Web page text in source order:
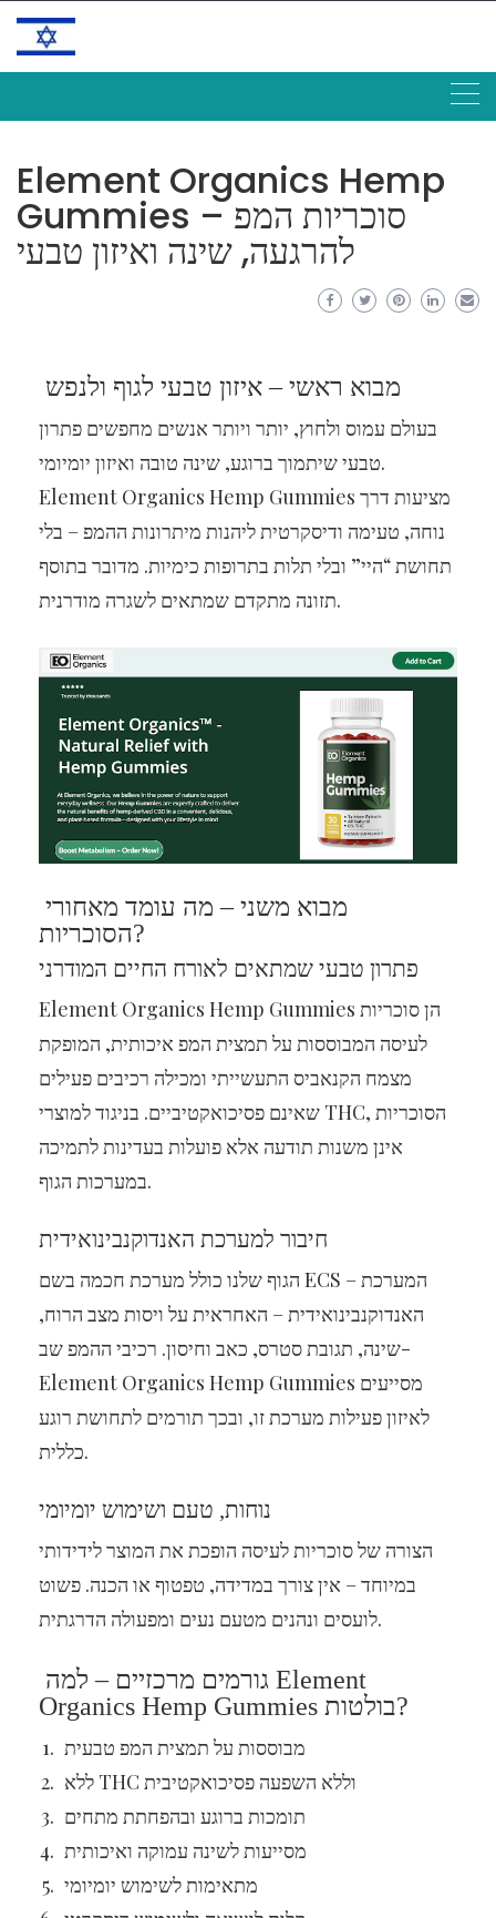
Element Organics Hemp
Gummies – סוכריות המפ
להרגעה, שינה ואיזון טבעי
מבוא ראשי – איזון טבעי לגוף ולנפש
בעולם עמוס ולחוץ, יותר ויותר אנשים מחפשים פתרון
טבעי שיתמוך ברוגע, שינה טובה ואיזון יומיומי.
Element Organics Hemp Gummies מציעות דרך
נוחה, טעימה ודיסקרטית ליהנות מיתרונות ההמפ – בלי
תחושת “היי” ובלי תלות בתרופות כימיות. מדובר בתוסף
תזונה מתקדם שמתאים לשגרה מודרנית.
הסוכריות?
פתרון טבעי שמתאים לאורח החיים המודרני
Element Organics Hemp Gummies הן סוכריות
לעיסה המבוססות על תמצית המפ איכותית, המופקת
מצמח הקנאביס התעשייתי ומכילה רכיבים פעילים
שאינם פסיכואקטיביים. בניגוד למוצרי THC, הסוכריות
אינן משנות תודעה אלא פועלות בעדינות לתמיכה
במערכות הגוף.
חיבור למערכת האנדוקנבינואידית
הגוף שלנו כולל מערכת חכמה בשם ECS – המערכת
האנדוקנבינואידית – האחראית על ויסות מצב הרוח,
שינה, תגובת סטרס, כאב וחיסון. רכיבי ההמפ שב-
Element Organics Hemp Gummies מסייעים
לאיזון פעילות מערכת זו, ובכך תורמים לתחושת רוגע
כללית.
נוחות, טעם ושימוש יומיומי
הצורה של סוכריות לעיסה הופכת את המוצר לידידותי
במיוחד – אין צורך במדידה, טפטוף או הכנה. פשוט
לועסים ונהנים מטעם נעים ומפעולה הדרגתית.
Organics Hemp Gummies בולטות?
מבוססות על תמצית המפ טבעית
ללא THC וללא השפעה פסיכואקטיבית
תומכות ברוגע ובהפחתת מתחים
מסייעות לשינה עמוקה ואיכותית
מתאימות לשימוש יומיומי